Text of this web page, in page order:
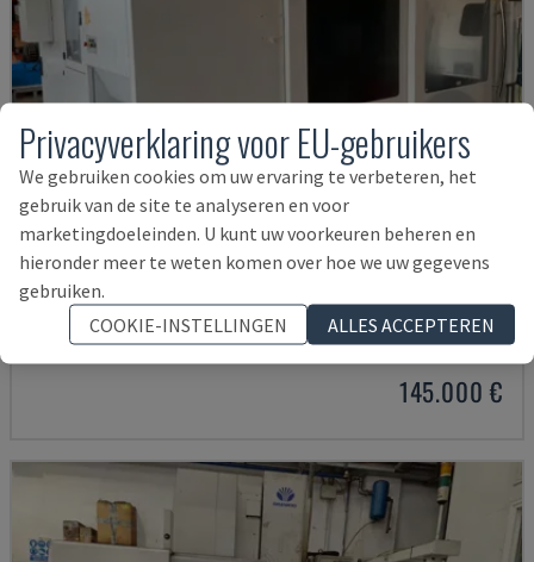
U5-1530
SPINNER - VERTICAAL BEWERKINGSCENTRUM
145.000 €
Privacyverklaring voor EU-gebruikers
We gebruiken cookies om uw ervaring te verbeteren, het
gebruik van de site te analyseren en voor
marketingdoeleinden. U kunt uw voorkeuren beheren en
hieronder meer te weten komen over hoe we uw gegevens
gebruiken.
COOKIE-INSTELLINGEN
ALLES ACCEPTEREN